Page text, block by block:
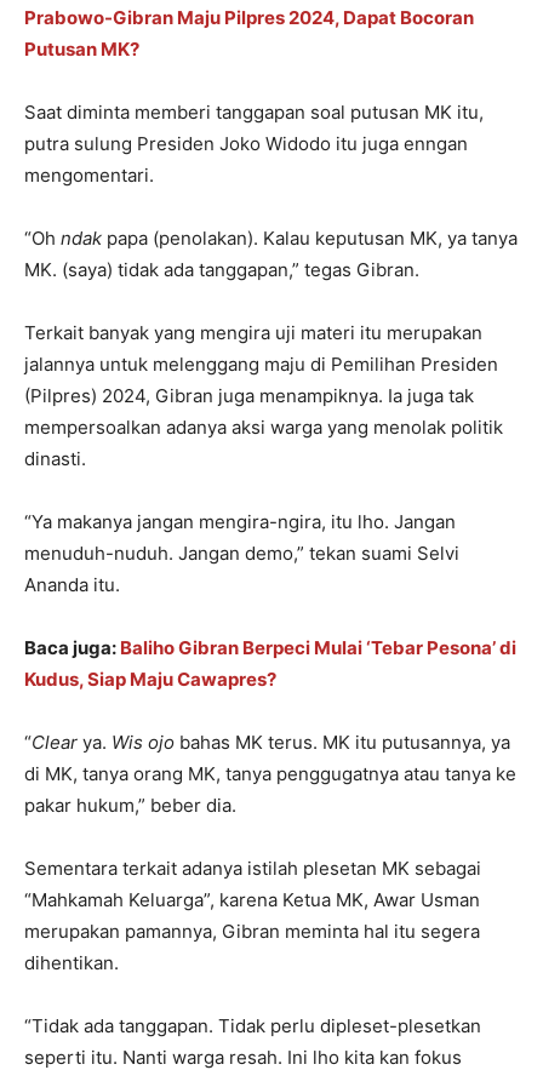
Prabowo-Gibran Maju Pilpres 2024, Dapat Bocoran
Putusan MK?
Saat diminta memberi tanggapan soal putusan MK itu,
putra sulung Presiden Joko Widodo itu juga enngan
mengomentari.
“Oh ndak papa (penolakan). Kalau keputusan MK, ya tanya
MK. (saya) tidak ada tanggapan,” tegas Gibran.
Terkait banyak yang mengira uji materi itu merupakan
jalannya untuk melenggang maju di Pemilihan Presiden
(Pilpres) 2024, Gibran juga menampiknya. Ia juga tak
mempersoalkan adanya aksi warga yang menolak politik
dinasti.
“Ya makanya jangan mengira-ngira, itu lho. Jangan
menuduh-nuduh. Jangan demo,” tekan suami Selvi
Ananda itu.
Baca juga: Baliho Gibran Berpeci Mulai ‘Tebar Pesona’ di
Kudus, Siap Maju Cawapres?
“Clear ya. Wis ojo bahas MK terus. MK itu putusannya, ya
di MK, tanya orang MK, tanya penggugatnya atau tanya ke
pakar hukum,” beber dia.
Sementara terkait adanya istilah plesetan MK sebagai
“Mahkamah Keluarga”, karena Ketua MK, Awar Usman
merupakan pamannya, Gibran meminta hal itu segera
dihentikan.
“Tidak ada tanggapan. Tidak perlu dipleset-plesetkan
seperti itu. Nanti warga resah. Ini lho kita kan fokus